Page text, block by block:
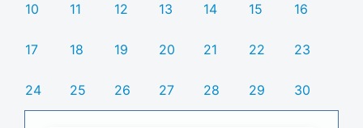
10 11 12 13 14 15 16
17 18 19 20 21 22 23
24 25 26 27 28 29 30